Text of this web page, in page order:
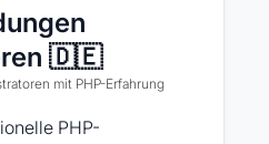
🇩🇪
mit PHP-Erfahrung
PHP-